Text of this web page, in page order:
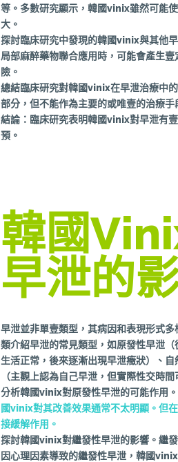
等。多數研究顯示，韓國vinix雖然可能
大。
探討臨床研究中發現的韓國vinix與其他
局部麻醉藥物聯合應用時，可能會產生
險。
總結臨床研究對韓國vinix在早泄治療中
部分，但不能作為主要的或唯壹的治療手
結論：臨床研究表明韓國vinix對早泄有
預。
韓國
早泄的
早泄並非單壹類型，其病因和表現形式
類介紹早泄的常見類型，如原發性早泄
生活正常，後來逐漸出現早泄癥狀）、
（主觀上認為自己早泄，但實際性交時
分析韓國vinix對原發性早泄的可能作用。
國vinix對其改善效果通常不太明顯。但
接緩解作用。
探討韓國vinix對繼發性早泄的影響。繼
因心理因素導致的繼發性早泄，韓國